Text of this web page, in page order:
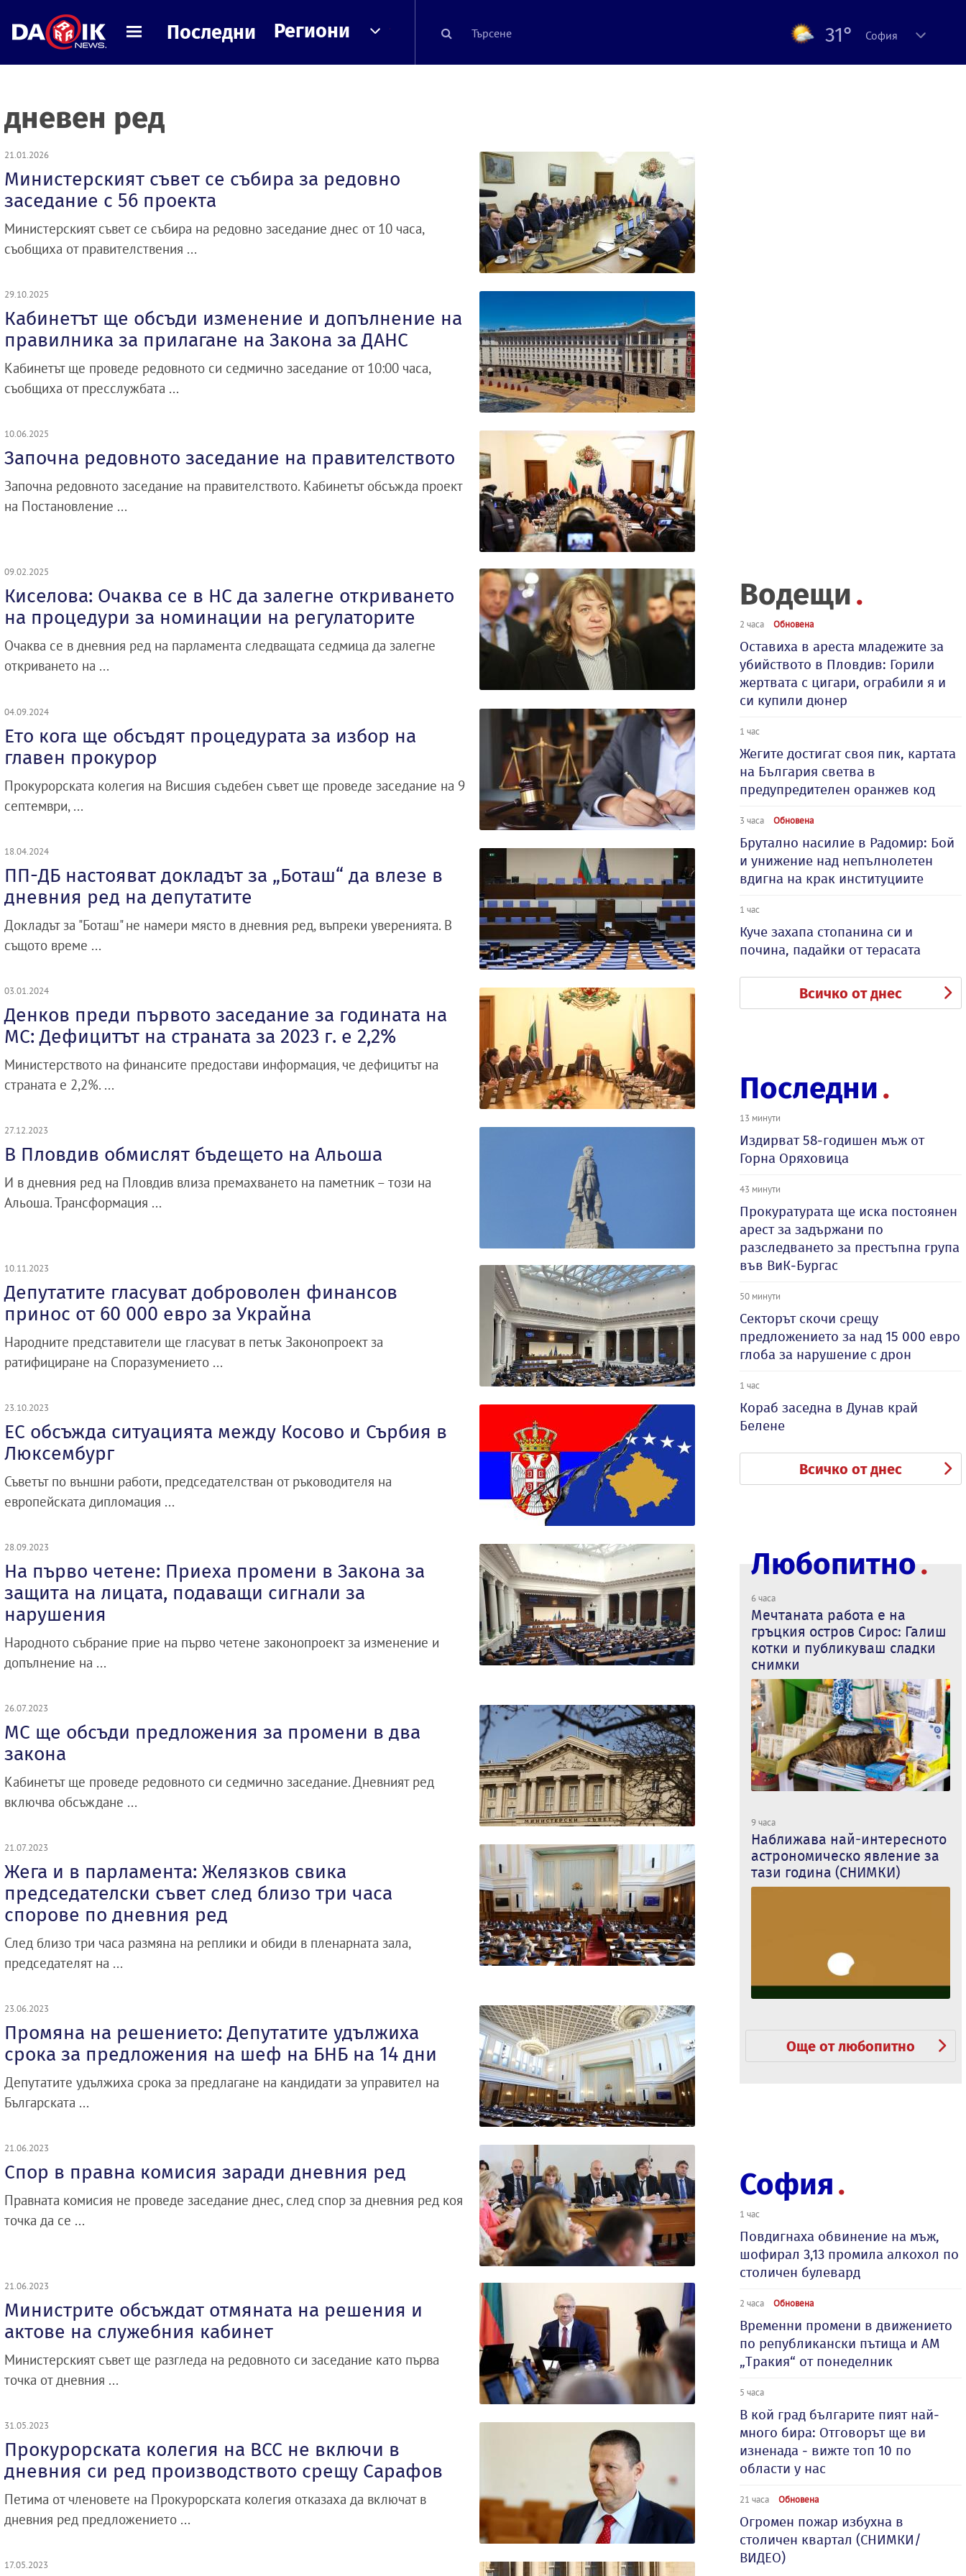
Последни Региони 31° София
дневен ред
21.01.2026
Министерският съвет се събира за редовно
заседание с 56 проекта
Министерският съвет се събира на редовно заседание днес от 10 часа,
съобщиха от правителствения ...
29.10.2025
Кабинетът ще обсъди изменение и допълнение на
правилника за прилагане на Закона за ДАНС
Кабинетът ще проведе редовното си седмично заседание от 10:00 часа,
съобщиха от пресслужбата ...
10.06.2025
Започна редовното заседание на правителството
Започна редовното заседание на правителството. Кабинетът обсъжда проект
на Постановление ...
09.02.2025
Киселова: Очаква се в НС да залегне откриването
на процедури за номинации на регулаторите
Очаква се в дневния ред на парламента следващата седмица да залегне
откриването на ...
04.09.2024
Ето кога ще обсъдят процедурата за избор на
главен прокурор
Прокурорската колегия на Висшия съдебен съвет ще проведе заседание на 9
септември, ...
18.04.2024
ПП-ДБ настояват докладът за „Боташ“ да влезе в
дневния ред на депутатите
Докладът за "Боташ" не намери място в дневния ред, въпреки уверенията. В
същото време ...
03.01.2024
Денков преди първото заседание за годината на
МС: Дефицитът на страната за 2023 г. е 2,2%
Министерството на финансите предостави информация, че дефицитът на
страната е 2,2%. ...
27.12.2023
В Пловдив обмислят бъдещето на Альоша
И в дневния ред на Пловдив влиза премахването на паметник – този на
Альоша. Трансформация ...
10.11.2023
Депутатите гласуват доброволен финансов
принос от 60 000 евро за Украйна
Народните представители ще гласуват в петък Законопроект за
ратифициране на Споразумението ...
23.10.2023
ЕС обсъжда ситуацията между Косово и Сърбия в
Люксембург
Съветът по външни работи, председателстван от ръководителя на
европейската дипломация ...
28.09.2023
На първо четене: Приеха промени в Закона за
защита на лицата, подаващи сигнали за
нарушения
Народното събрание прие на първо четене законопроект за изменение и
допълнение на ...
26.07.2023
МС ще обсъди предложения за промени в два
закона
Кабинетът ще проведе редовното си седмично заседание. Дневният ред
включва обсъждане ...
21.07.2023
Жега и в парламента: Желязков свика
председателски съвет след близо три часа
спорове по дневния ред
След близо три часа размяна на реплики и обиди в пленарната зала,
председателят на ...
23.06.2023
Промяна на решението: Депутатите удължиха
срока за предложения на шеф на БНБ на 14 дни
Депутатите удължиха срока за предлагане на кандидати за управител на
Българската ...
21.06.2023
Спор в правна комисия заради дневния ред
Правната комисия не проведе заседание днес, след спор за дневния ред коя
точка да се ...
21.06.2023
Министрите обсъждат отмяната на решения и
актове на служебния кабинет
Министерският съвет ще разгледа на редовното си заседание като първа
точка от дневния ...
31.05.2023
Прокурорската колегия на ВСС не включи в
дневния си ред производството срещу Сарафов
Петима от членовете на Прокурорската колегия отказаха да включат в
дневния ред предложението ...
17.05.2023
Водещи
2 часа Обновена
Оставиха в ареста младежите за
убийството в Пловдив: Горили
жертвата с цигари, ограбили я и
си купили дюнер
1 час
Жегите достигат своя пик, картата
на България светва в
предупредителен оранжев код
3 часа Обновена
Брутално насилие в Радомир: Бой
и унижение над непълнолетен
вдигна на крак институциите
1 час
Куче захапа стопанина си и
почина, падайки от терасата
Всичко от днес
Последни
13 минути
Издирват 58-годишен мъж от
Горна Оряховица
43 минути
Прокуратурата ще иска постоянен
арест за задържани по
разследването за престъпна група
във ВиК-Бургас
50 минути
Секторът скочи срещу
предложението за над 15 000 евро
глоба за нарушение с дрон
1 час
Кораб заседна в Дунав край
Белене
Всичко от днес
Любопитно
6 часа
Мечтаната работа е на
гръцкия остров Сирос: Галиш
котки и публикуваш сладки
снимки
9 часа
Наближава най-интересното
астрономическо явление за
тази година (СНИМКИ)
Още от любопитно
София
1 час
Повдигнаха обвинение на мъж,
шофирал 3,13 промила алкохол по
столичен булевард
2 часа Обновена
Временни промени в движението
по републикански пътища и АМ
„Тракия“ от понеделник
5 часа
В кой град българите пият най-
много бира: Отговорът ще ви
изненада - вижте топ 10 по
области у нас
21 часа Обновена
Огромен пожар избухна в
столичен квартал (СНИМКИ/
ВИДЕО)